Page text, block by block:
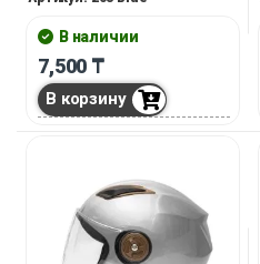
В наличии
7,500 ₸
В корзину